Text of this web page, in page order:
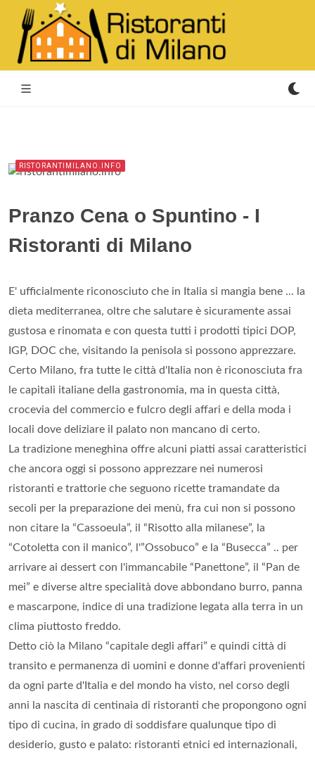
RISTORANTIMILANO.INFO
Pranzo Cena o Spuntino - I
Ristoranti di Milano
E' ufficialmente riconosciuto che in Italia si mangia bene ... la
dieta mediterranea, oltre che salutare è sicuramente assai
gustosa e rinomata e con questa tutti i prodotti tipici DOP,
IGP, DOC che, visitando la penisola si possono apprezzare.
Certo Milano, fra tutte le città d'Italia non è riconosciuta fra
le capitali italiane della gastronomia, ma in questa città,
crocevia del commercio e fulcro degli affari e della moda i
locali dove deliziare il palato non mancano di certo.
La tradizione meneghina offre alcuni piatti assai caratteristici
che ancora oggi si possono apprezzare nei numerosi
ristoranti e trattorie che seguono ricette tramandate da
secoli per la preparazione dei menù, fra cui non si possono
non citare la “Cassoeula”, il “Risotto alla milanese”, la
“Cotoletta con il manico”, l'”Ossobuco” e la “Busecca” .. per
arrivare ai dessert con l'immancabile “Panettone”, il “Pan de
mei” e diverse altre specialità dove abbondano burro, panna
e mascarpone, indice di una tradizione legata alla terra in un
clima piuttosto freddo.
Detto ciò la Milano “capitale degli affari” e quindi città di
transito e permanenza di uomini e donne d'affari provenienti
da ogni parte d'Italia e del mondo ha visto, nel corso degli
anni la nascita di centinaia di ristoranti che propongono ogni
tipo di cucina, in grado di soddisfare qualunque tipo di
desiderio, gusto e palato: ristoranti etnici ed internazionali,